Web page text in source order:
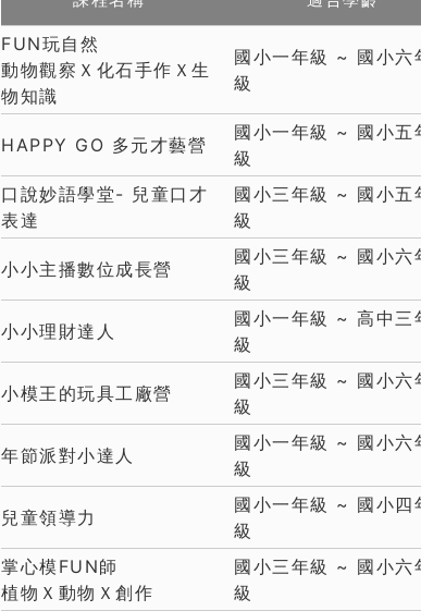
FUN玩自然
動物觀察Ｘ化石手作Ｘ生
物知識
國小一年級 ~ 國小六
級
HAPPY GO 多元才藝營
國小一年級 ~ 國小五
級
口說妙語學堂- 兒童口才
表達
國小三年級 ~ 國小五
級
小小主播數位成長營
國小三年級 ~ 國小六
級
小小理財達人
國小一年級 ~ 高中三
級
小模王的玩具工廠營
國小三年級 ~ 國小六
級
年節派對小達人
國小一年級 ~ 國小六
級
兒童領導力
國小一年級 ~ 國小四
級
掌心模FUN師
植物Ｘ動物Ｘ創作
國小三年級 ~ 國小六
級